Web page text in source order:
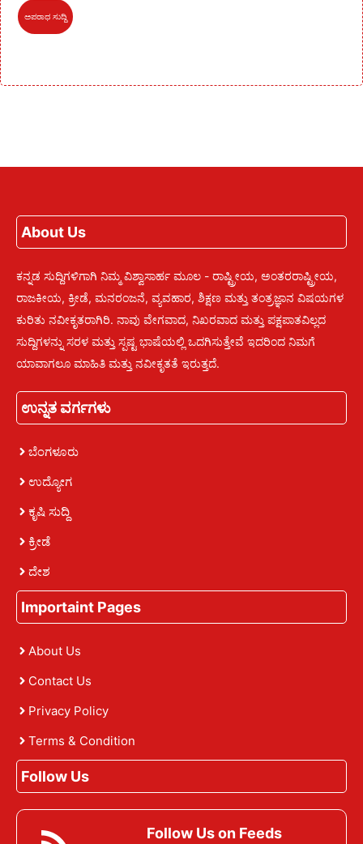
ಅಪರಾಧ ಸುದ್ದಿ
About Us
ಕನ್ನಡ ಸುದ್ದಿಗಳಿಗಾಗಿ ನಿಮ್ಮ ವಿಶ್ವಾಸಾರ್ಹ ಮೂಲ - ರಾಷ್ಟ್ರೀಯ, ಅಂತರರಾಷ್ಟ್ರೀಯ,
ರಾಜಕೀಯ, ಕ್ರೀಡೆ, ಮನರಂಜನೆ, ವ್ಯವಹಾರ, ಶಿಕ್ಷಣ ಮತ್ತು ತಂತ್ರಜ್ಞಾನ ವಿಷಯಗಳ
ಕುರಿತು ನವೀಕೃತರಾಗಿರಿ. ನಾವು ವೇಗವಾದ, ನಿಖರವಾದ ಮತ್ತು ಪಕ್ಷಪಾತವಿಲ್ಲದ
ಸುದ್ದಿಗಳನ್ನು ಸರಳ ಮತ್ತು ಸ್ಪಷ್ಟ ಭಾಷೆಯಲ್ಲಿ ಒದಗಿಸುತ್ತೇವೆ ಇದರಿಂದ ನಿಮಗೆ
ಯಾವಾಗಲೂ ಮಾಹಿತಿ ಮತ್ತು ನವೀಕೃತತೆ ಇರುತ್ತದೆ.
ಉನ್ನತ ವರ್ಗಗಳು
ಬೆಂಗಳೂರು
ಉದ್ಯೋಗ
ಕೃಷಿ ಸುದ್ದಿ
ಕ್ರೀಡೆ
ದೇಶ
Importaint Pages
About Us
Contact Us
Privacy Policy
Terms & Condition
Follow Us
Follow Us on Feeds